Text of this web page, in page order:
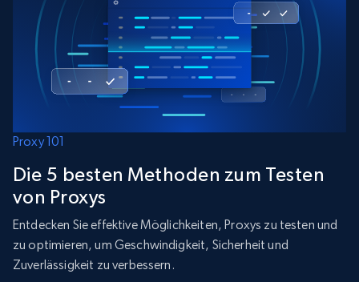
Proxy 101
Die 5 besten Methoden zum Testen
von Proxys
Entdecken Sie effektive Möglichkeiten, Proxys zu testen und
zu optimieren, um Geschwindigkeit, Sicherheit und
Zuverlässigkeit zu verbessern.